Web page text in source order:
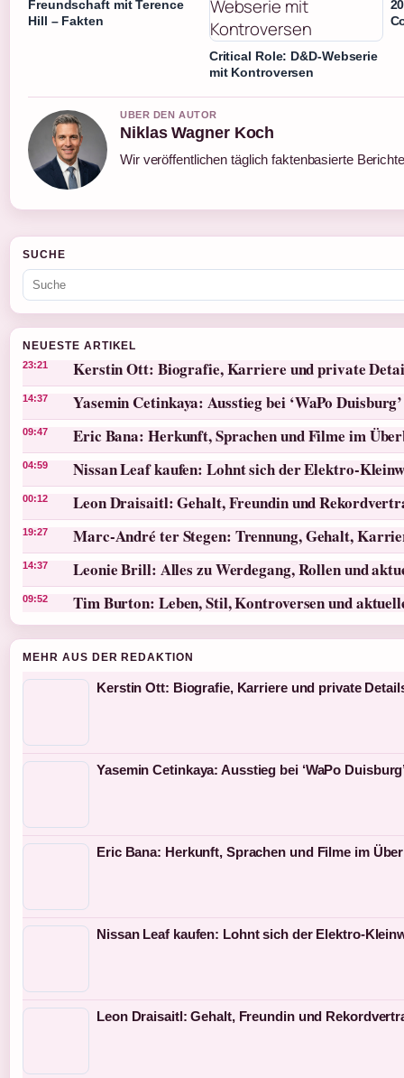
Freundschaft mit Terence
Hill – Fakten
Critical Role: D&D-Webserie
mit Kontroversen
UBER DEN AUTOR
Niklas Wagner Koch
Wir veröffentlichen täglich faktenbasierte
SUCHE
NEUESTE ARTIKEL
23:21 Kerstin Ott: Biografie, Karriere und private
14:37 Yasemin Cetinkaya: Ausstieg bei ‘WaPo
09:47 Eric Bana: Herkunft, Sprachen und Filme im
04:59 Nissan Leaf kaufen: Lohnt sich der Elektro-
00:12 Leon Draisaitl: Gehalt, Freundin und
19:27 Marc-André ter Stegen: Trennung, Gehalt,
14:37 Leonie Brill: Alles zu Werdegang, Rollen und
09:52 Tim Burton: Leben, Stil, Kontroversen und
MEHR AUS DER REDAKTION
Kerstin Ott: Biografie, Karriere und private
Yasemin Cetinkaya: Ausstieg bei ‘WaPo
Eric Bana: Herkunft, Sprachen und Filme im
Nissan Leaf kaufen: Lohnt sich der Elektro-
Leon Draisaitl: Gehalt, Freundin und